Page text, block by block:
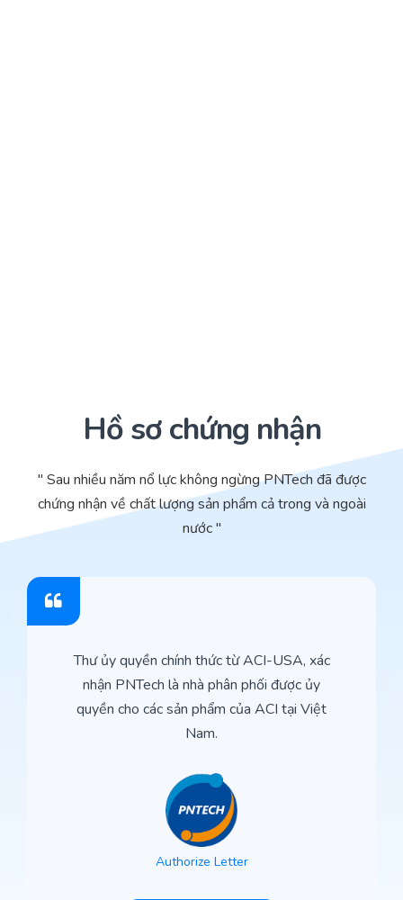
Hồ sơ chứng nhận
" Sau nhiều năm nổ lực không ngừng PNTech đã được
chứng nhận về chất lượng sản phẩm cả trong và ngoài
nước "
Thư ủy quyền chính thức từ ACI-USA, xác
nhận PNTech là nhà phân phối được ủy
quyền cho các sản phẩm của ACI tại Việt
Nam.
Authorize Letter